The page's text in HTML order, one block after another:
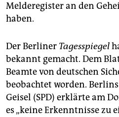
Melderegister an den
haben.
Der Berliner Tagesspiegel
bekannt gemacht. Dem
Beamte von deutschen
beobachtet worden.
Geisel (SPD) erklärte am
es „keine Erkenntnisse zu